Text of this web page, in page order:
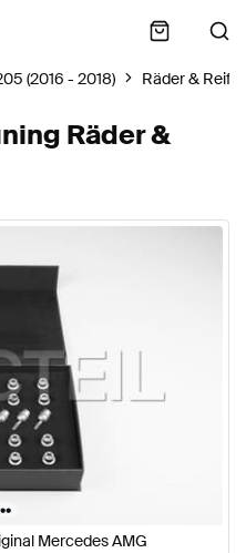
(2016 - 2018) Räder &
Räder &
••
Mercedes AMG